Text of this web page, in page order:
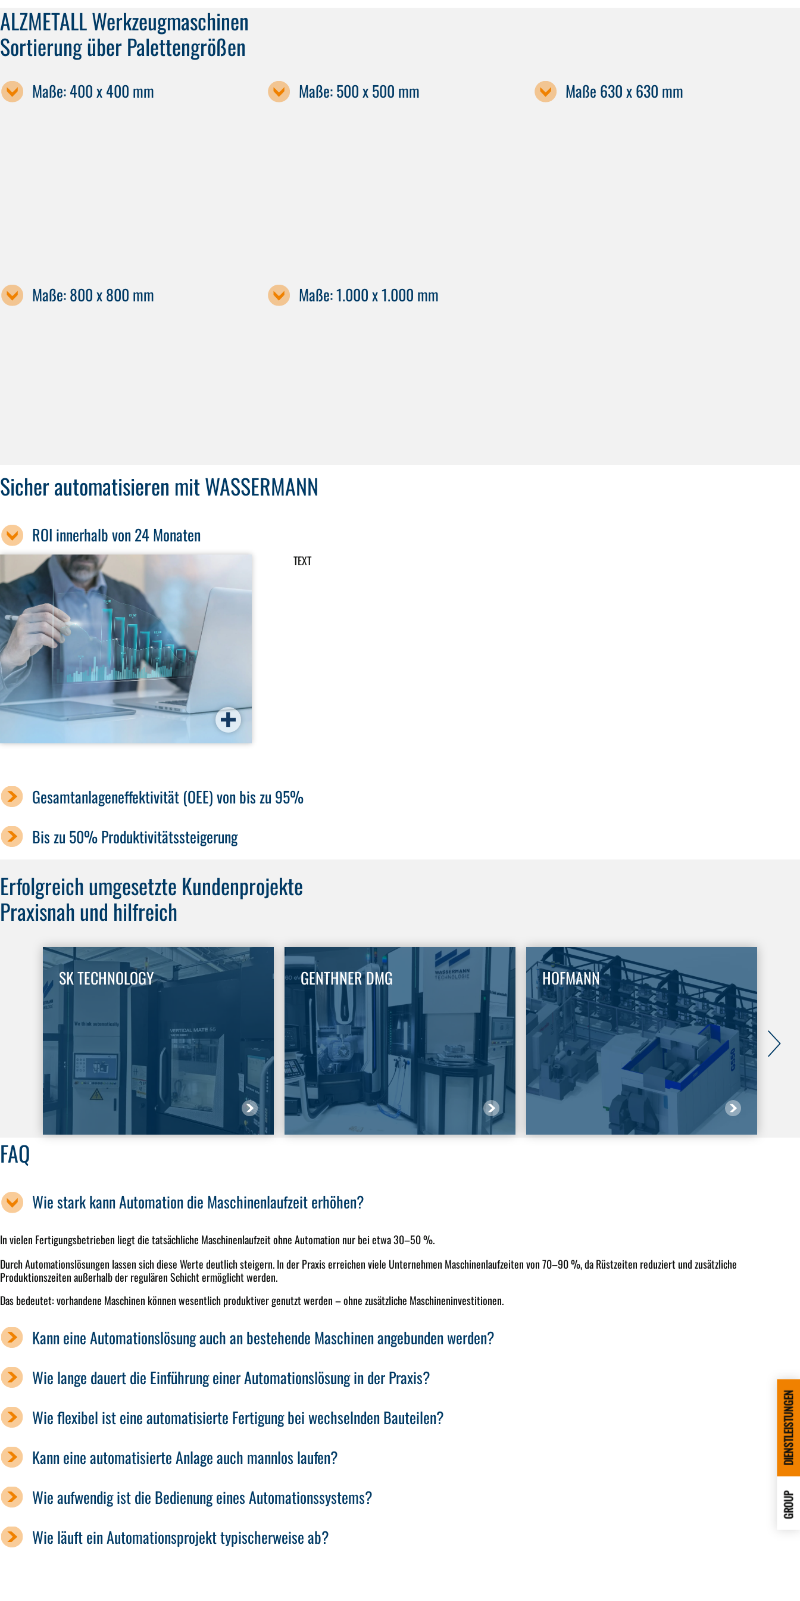
ALZMETALL Werkzeugmaschinen
Sortierung über Palettengrößen
Maße: 400 x 400 mm Maße: 500 x 500 mm Maße 630 x 630 mm
Maße: 800 x 800 mm Maße: 1.000 x 1.000 mm
Sicher automatisieren mit WASSERMANN
ROI innerhalb von 24 Monaten
TEXT
Gesamtanlageneffektivität (OEE) von bis zu 95%
Bis zu 50% Produktivitätssteigerung
Erfolgreich umgesetzte Kundenprojekte
Praxisnah und hilfreich
SK TECHNOLOGY GENTHNER DMG HOFMANN
FAQ
Wie stark kann Automation die Maschinenlaufzeit erhöhen?
In vielen Fertigungsbetrieben liegt die tatsächliche Maschinenlaufzeit ohne Automation nur bei etwa 30–50 %.
Durch Automationslösungen lassen sich diese Werte deutlich steigern. In der Praxis erreichen viele Unternehmen Maschinenlaufzeiten von70–90 %, da Rüstzeiten reduziert und zusätzliche
Produktionszeiten außerhalb der regulären Schicht ermöglicht werden.
Das bedeutet: vorhandene Maschinen können wesentlich produktiver genutzt werden – ohne zusätzliche Maschineninvestitionen.
Kann eine Automationslösung auch an bestehende Maschinen angebunden werden?
Wie lange dauert die Einführung einer Automationslösung in der Praxis?
Wie flexibel ist eine automatisierte Fertigung bei wechselnden Bauteilen?
Kann eine automatisierte Anlage auch mannlos laufen?
Wie aufwendig ist die Bedienung eines Automationssystems?
Wie läuft ein Automationsprojekt typischerweise ab?
GROUP
DIENSTLEISTUNGEN